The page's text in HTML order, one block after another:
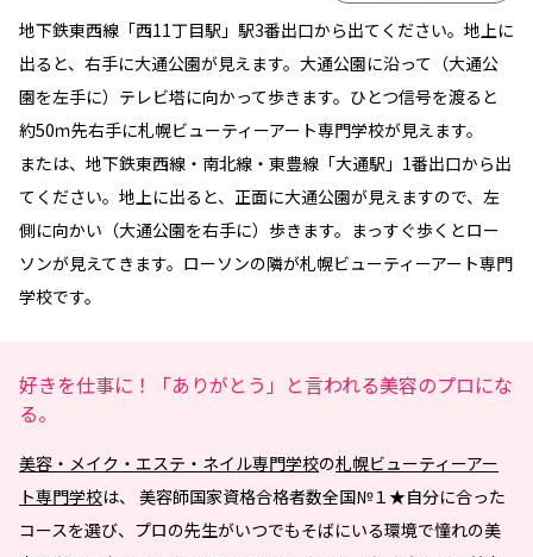
地下鉄東西線「西11丁目駅」駅3番出口から出てください。地上に
出ると、右手に大通公園が見えます。大通公園に沿って（大通公
園を左手に）テレビ塔に向かって歩きます。ひとつ信号を渡ると
約50ｍ先右手に札幌ビューティーアート専門学校が見えます。
または、地下鉄東西線・南北線・東豊線「大通駅」1番出口から出
てください。地上に出ると、正面に大通公園が見えますので、左
側に向かい（大通公園を右手に）歩きます。まっすぐ歩くとロー
ソンが見えてきます。ローソンの隣が札幌ビューティーアート専門
学校です。
好きを仕事に！「ありがとう」と言われる美容のプロにな
る。
美容・メイク・エステ・ネイル専門学校の札幌ビューティーアー
ト専門学校は、 美容師国家資格合格者数全国№１★自分に合った
コースを選び、プロの先生がいつでもそばにいる環境で憧れの美